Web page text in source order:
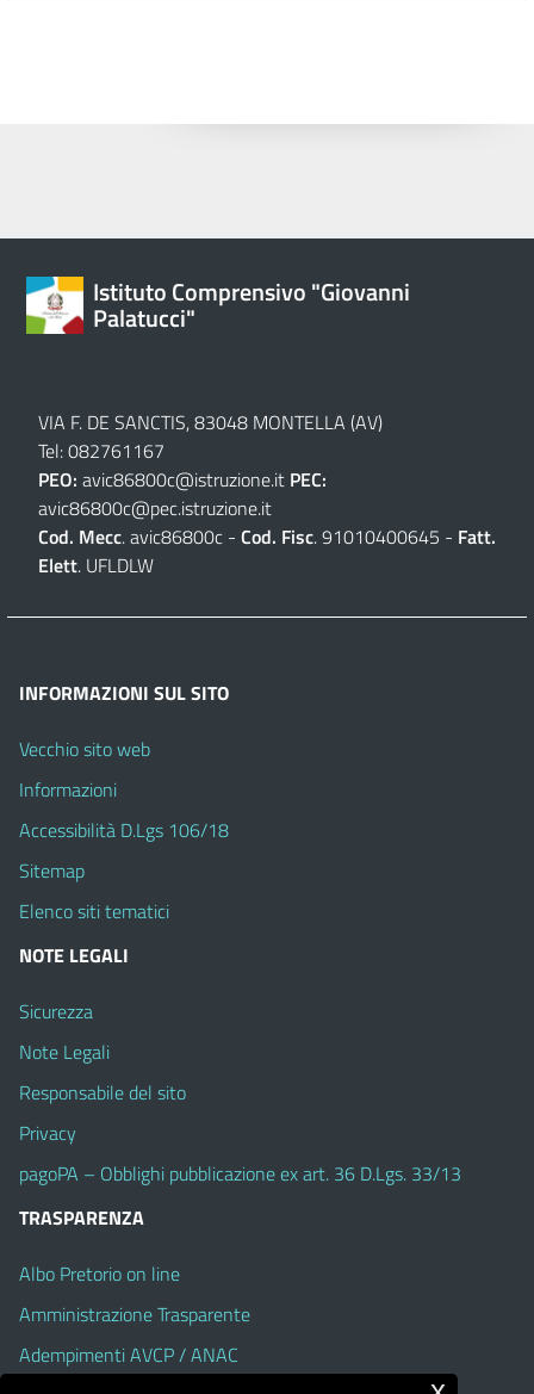
Istituto Comprensivo "Giovanni
Palatucci"
VIA F. DE SANCTIS, 83048 MONTELLA (AV)
Tel: 082761167
PEO: avic86800c@istruzione.it PEC:
avic86800c@pec.istruzione.it
Cod. Mecc. avic86800c - Cod. Fisc. 91010400645 - Fatt.
Elett. UFLDLW
INFORMAZIONI SUL SITO
Vecchio sito web
Informazioni
Accessibilità D.Lgs 106/18
Sitemap
Elenco siti tematici
NOTE LEGALI
Sicurezza
Note Legali
Responsabile del sito
Privacy
pagoPA – Obblighi pubblicazione ex art. 36 D.Lgs. 33/13
TRASPARENZA
Albo Pretorio on line
Amministrazione Trasparente
Adempimenti AVCP / ANAC